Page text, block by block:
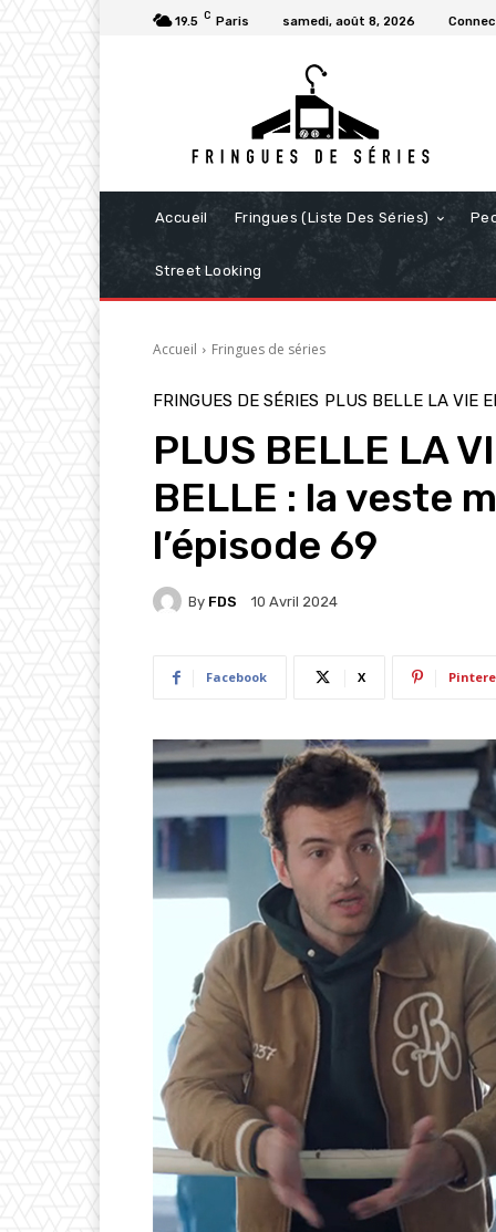
19.5 C Paris samedi, août 8, 2026
Accueil Fringues (Liste Des Séries)
Street Looking
Accueil Fringues de séries
FRINGUES DE SÉRIES PLUS BELLE LA VIE
PLUS BELLE LA
BELLE : la veste
l’épisode 69
By FDS 10 Avril 2024
Facebook X